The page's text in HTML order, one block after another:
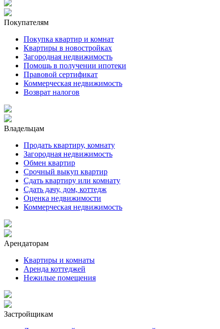
Покупателям
Покупка квартир и комнат
Квартиры в новостройках
Загородная недвижимость
Помощь в получении ипотеки
Правовой сертификат
Коммерческая недвижимость
Возврат налогов
Владельцам
Продать квартиру, комнату
Загородная недвижимость
Обмен квартир
Срочный выкуп квартир
Сдать квартиру или комнату
Сдать дачу, дом, коттедж
Оценка недвижимости
Коммерческая недвижимость
Арендаторам
Квартиры и комнаты
Аренда коттеджей
Нежилые помещения
Застройщикам